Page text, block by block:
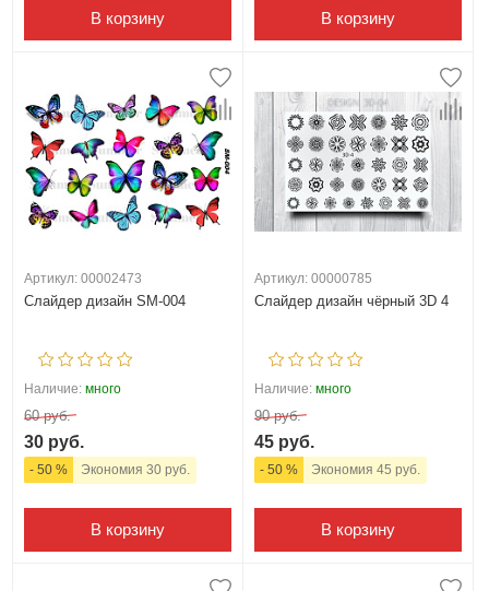
В корзину В корзину
Артикул: 00002473
Слайдер дизайн SM-004
Наличие: много
60 руб.
30 руб.
- 50 % Экономия 30 руб.
В корзину
Артикул: 00000785
Слайдер дизайн чёрный 3D 4
Наличие: много
90 руб.
45 руб.
- 50 % Экономия 45 руб.
В корзину